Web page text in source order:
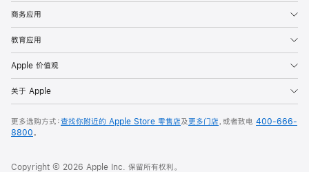
商务应用
教育应用
Apple 价值观
关于 Apple
更多选购方式：查找你附近的 Apple Store 零售店及更多门店，或者致电 400-666-
8800。
Copyright © 2026 Apple Inc. 保留所有权利。